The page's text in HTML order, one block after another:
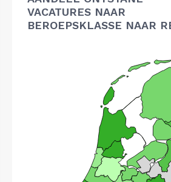
VACATURES NAAR
BEROEPSKLASSE NAAR